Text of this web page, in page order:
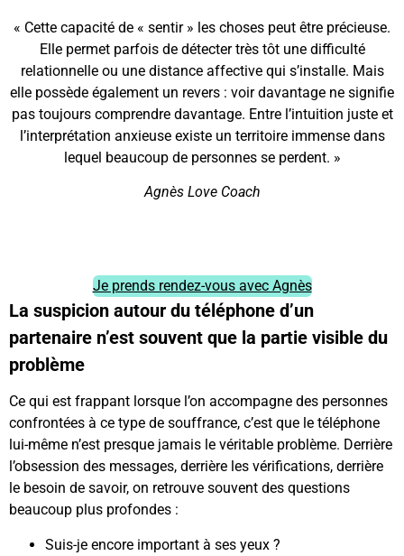
« Cette capacité de « sentir » les choses peut être précieuse.
Elle permet parfois de détecter très tôt une difficulté
relationnelle ou une distance affective qui s’installe. Mais
elle possède également un revers : voir davantage ne signifie
pas toujours comprendre davantage. Entre l’intuition juste et
l’interprétation anxieuse existe un territoire immense dans
lequel beaucoup de personnes se perdent. »
Agnès Love Coach
Je prends rendez-vous avec Agnès
La suspicion autour du téléphone d’un
partenaire n’est souvent que la partie visible du
problème
Ce qui est frappant lorsque l’on accompagne des personnes
confrontées à ce type de souffrance, c’est que le téléphone
lui-même n’est presque jamais le véritable problème. Derrière
l’obsession des messages, derrière les vérifications, derrière
le besoin de savoir, on retrouve souvent des questions
beaucoup plus profondes :
Suis-je encore important à ses yeux ?